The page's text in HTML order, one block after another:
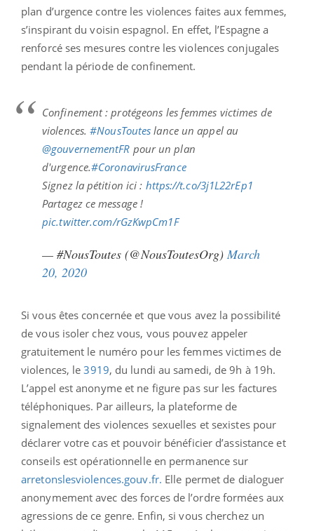
plan d’urgence contre les violences faites aux femmes,
s’inspirant du voisin espagnol. En effet, l’Espagne a
renforcé ses mesures contre les violences conjugales
pendant la période de confinement.
Confinement : protégeons les femmes victimes de
violences.#NousToutes lance un appel au
@gouvernementFR pour un plan
d'urgence.#CoronavirusFrance
Signez la pétition ici : https://t.co/3j1L22rEp1
Partagez ce message !
pic.twitter.com/rGzKwpCm1F
— #NousToutes (@NousToutesOrg) March
20, 2020
Si vous êtes concernée et que vous avez la possibilité
de vous isoler chez vous, vous pouvez appeler
gratuitement le numéro pour les femmes victimes de
violences, le3919, du lundi au samedi, de 9h à 19h.
L’appel est anonyme et ne figure pas sur les factures
téléphoniques. Par ailleurs, la plateforme de
signalement des violences sexuelles et sexistes pour
déclarer votre cas et pouvoir bénéficier d’assistance et
conseils est opérationnelle en permanence sur
arretonslesviolences.gouv.fr. Elle permet de dialoguer
anonymement avec des forces de l’ordre formées aux
agressions de ce genre. Enfin, si vous cherchez un